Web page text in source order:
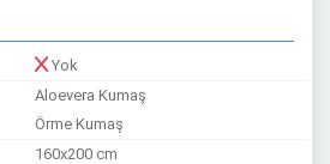
Yok
Aloevera Kumaş
Örme Kumaş
160x200 cm